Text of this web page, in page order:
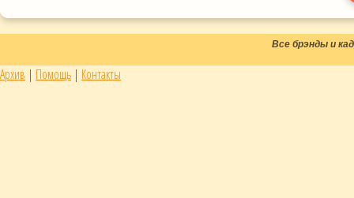
Все брэнды и
Архив | Помощь | Контакты